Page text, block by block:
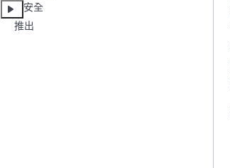
安全
推出